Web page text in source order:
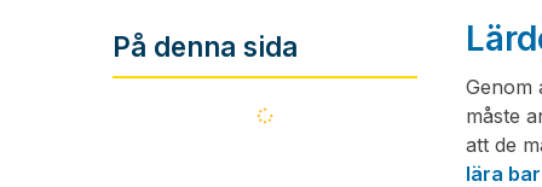
På denna sida
Genom
måste
att de
lära